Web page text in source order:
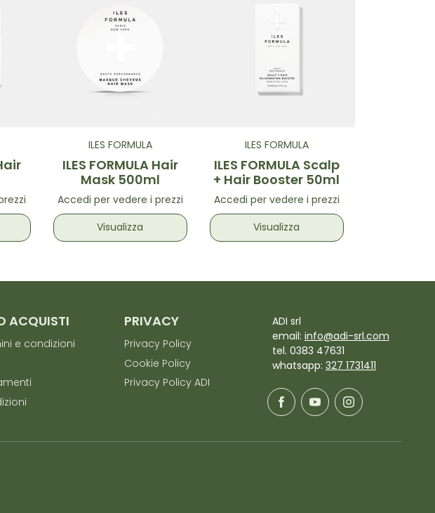
ILES FORMULA
ILES FORMULA Hair
Mask 500ml
Accedi per vedere i prezzi
Visualizza
ILES FORMULA
ILES FORMULA Scalp
+ Hair Booster 50ml
Accedi per vedere i prezzi
Visualizza
ACQUISTI
e condizioni
PRIVACY
Privacy Policy
Cookie Policy
Privacy Policy ADI
ADI srl
email: info@adi-srl.com
tel. 0383 47631
whatsapp: 327 1731411